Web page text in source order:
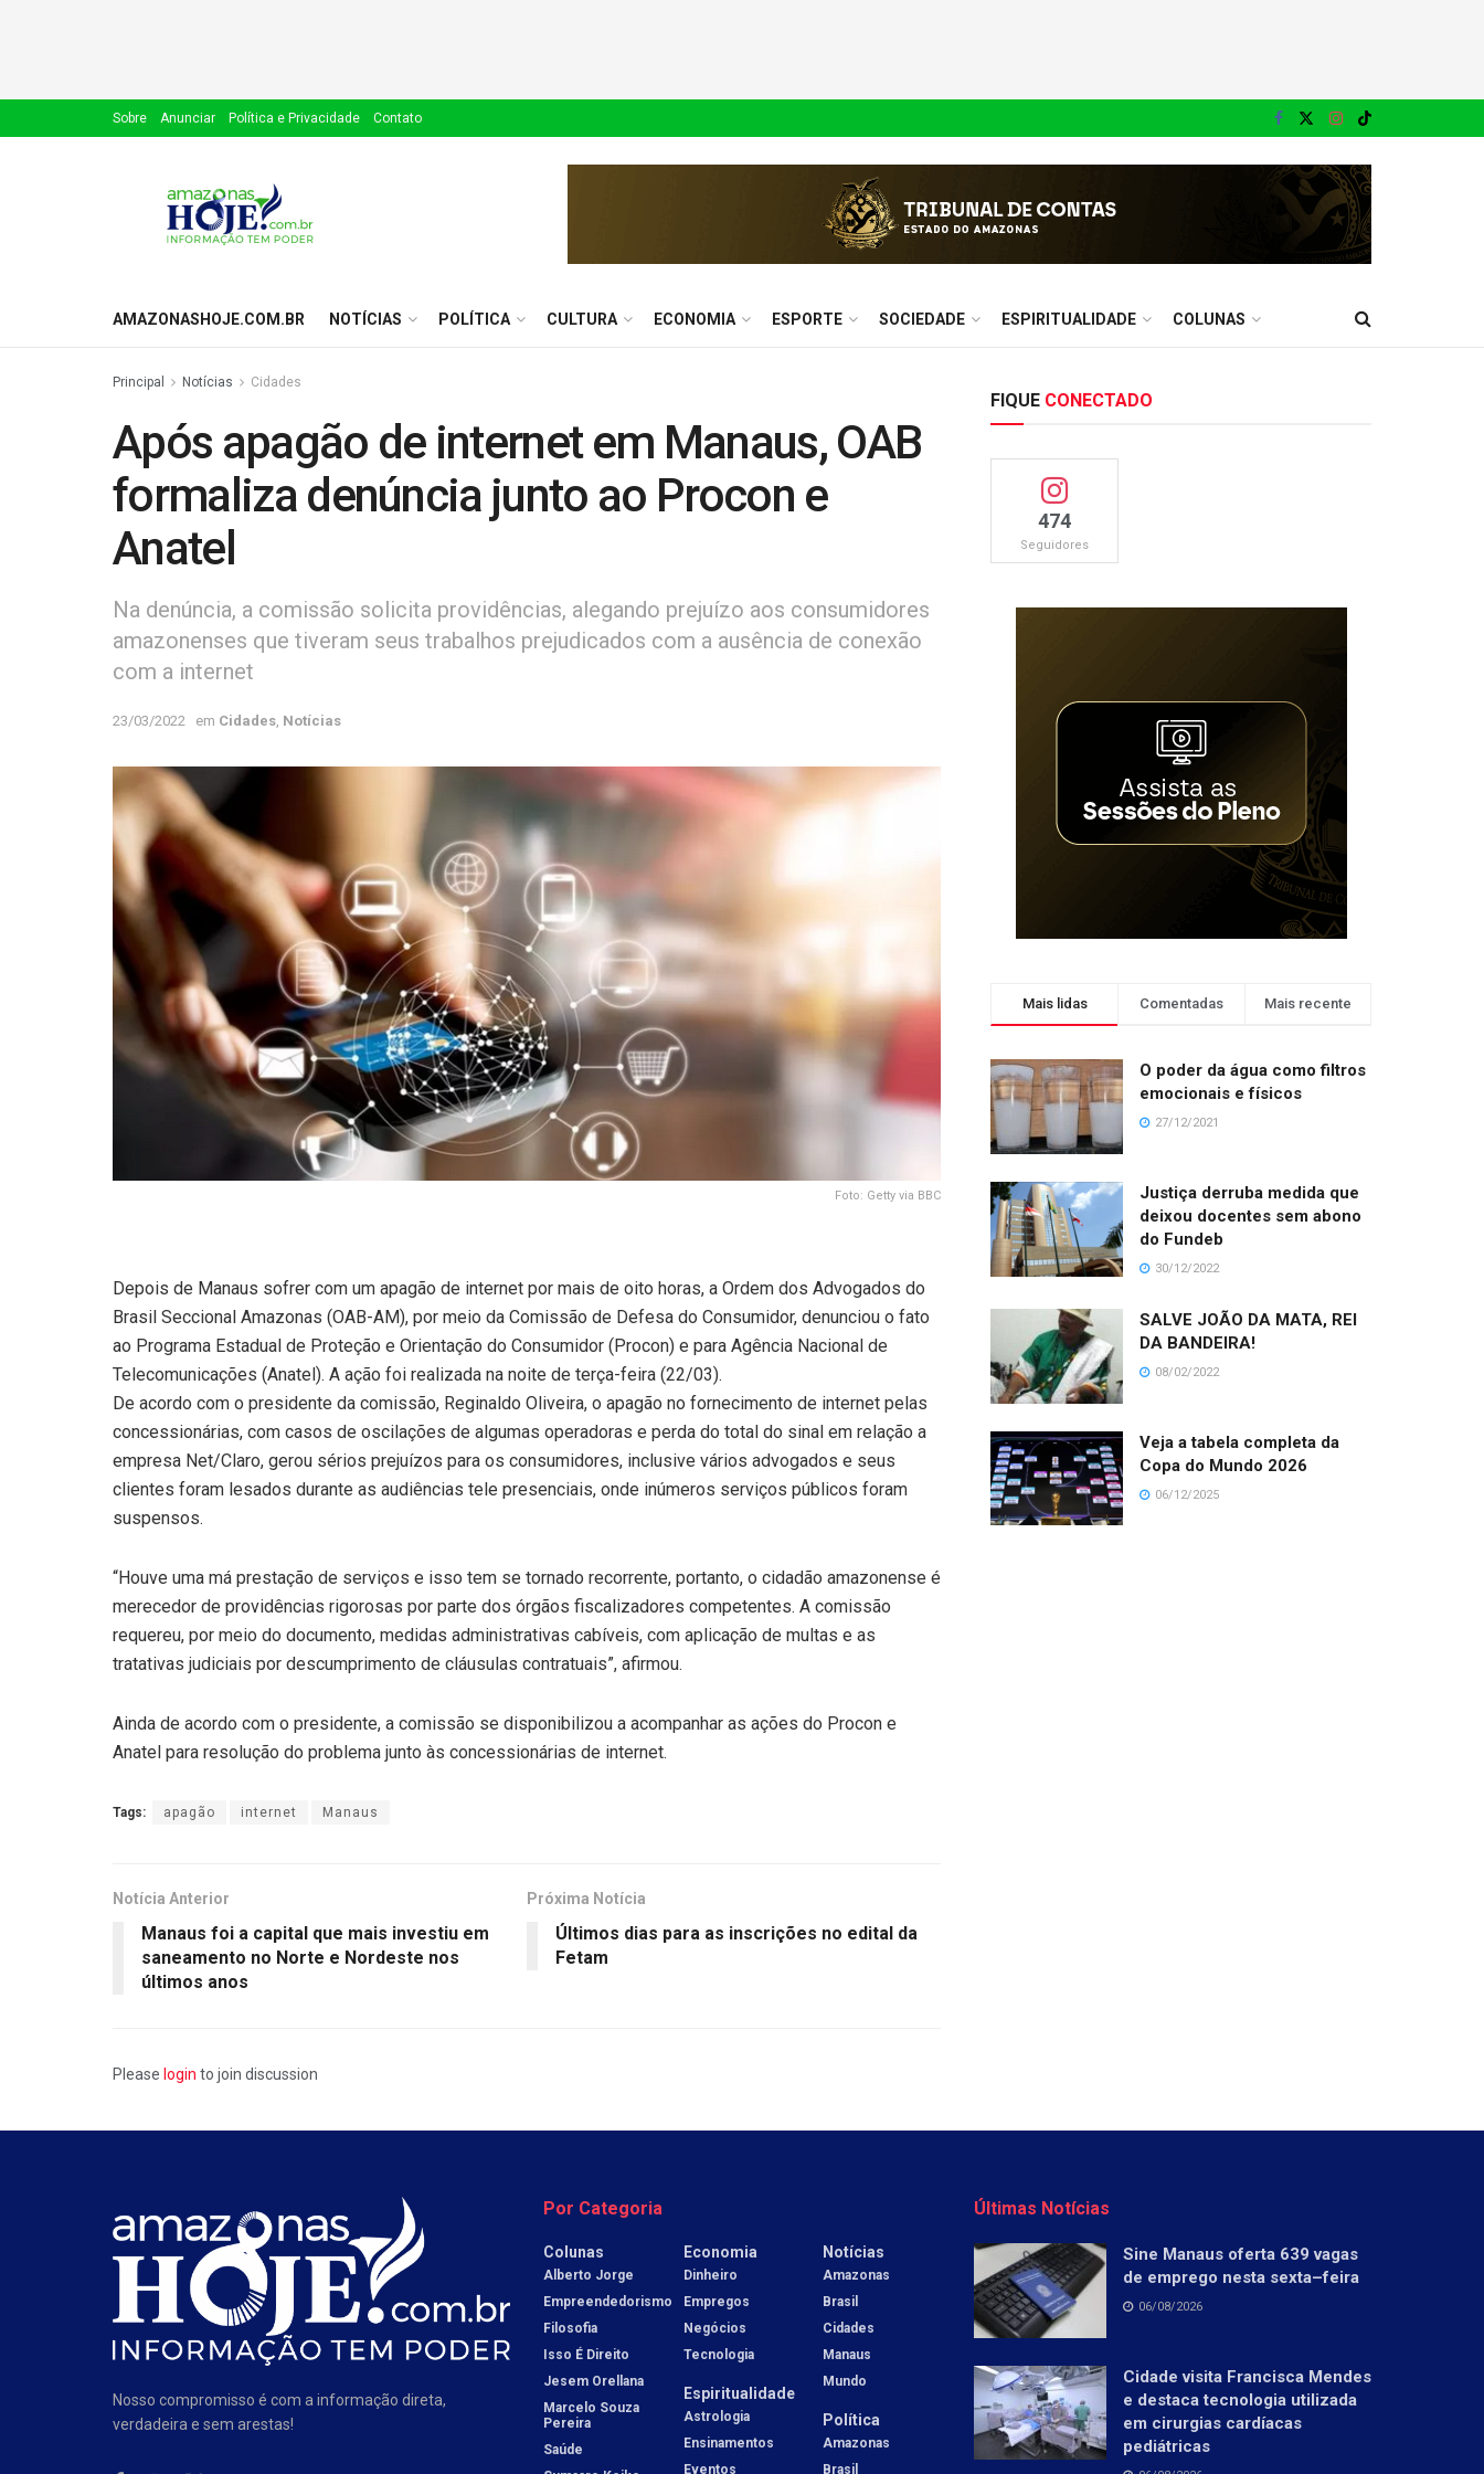
Sobre Anunciar Política e Privacidade Contato
AMAZONASHOJE.COM.BR NOTÍCIAS POLÍTICA CULTURA ECONOMIA ESPORTE SOCIEDADE ESPIRITUALIDADE COLUNAS
Principal Notícias Cidades
Após apagão de internet em Manaus, OAB
formaliza denúncia junto ao Procon e
Anatel
Na denúncia, a comissão solicita providências, alegando prejuízo aos consumidores
amazonenses que tiveram seus trabalhos prejudicados com a ausência de conexão
com a internet
23/03/2022 em Cidades Notícias
Foto: Getty via BBC
Depois de Manaus sofrer com um apagão de internet por mais de oito horas, a Ordem dos Advogados do
Brasil Seccional Amazonas (OAB-AM), por meio da Comissão de Defesa do Consumidor, denunciou o fato
ao Programa Estadual de Proteção e Orientação do Consumidor (Procon) e para Agência Nacional de
Telecomunicações (Anatel). A ação foi realizada na noite de terça-feira (22/03).
De acordo com o presidente da comissão, Reginaldo Oliveira, o apagão no fornecimento de internet pelas
concessionárias, com casos de oscilações de algumas operadoras e perda do total do sinal em relação a
empresa Net/Claro, gerou sérios prejuízos para os consumidores, inclusive vários advogados e seus
clientes foram lesados durante as audiências tele presenciais, onde inúmeros serviços públicos foram
suspensos.
“Houve uma má prestação de serviços e isso tem se tornado recorrente, portanto, o cidadão amazonense é
merecedor de providências rigorosas por parte dos órgãos fiscalizadores competentes. A comissão
requereu, por meio do documento, medidas administrativas cabíveis, com aplicação de multas e as
tratativas judiciais por descumprimento de cláusulas contratuais”, afirmou.
Ainda de acordo com o presidente, a comissão se disponibilizou a acompanhar as ações do Procon e
Anatel para resolução do problema junto às concessionárias de internet.
Tags: apagão internet Manaus
Notícia Anterior
Manaus foi a capital que mais investiu em
saneamento no Norte e Nordeste nos
últimos anos
Próxima Notícia
Últimos dias para as inscrições no edital da
Fetam
Please login to join discussion
FIQUE CONECTADO
474
Seguidores
Mais lidas Comentadas Mais recente
O poder da água como filtros
emocionais e físicos
27/12/2021
Justiça derruba medida que
deixou docentes sem abono
do Fundeb
30/12/2022
SALVE JOÃO DA MATA, REI
DA BANDEIRA!
08/02/2022
Veja a tabela completa da
Copa do Mundo 2026
06/12/2025
Nosso compromisso é com a informação direta,
verdadeira e sem arestas!
Por Categoria
Colunas
Alberto Jorge
Empreendedorismo
Filosofia
Isso É Direito
Jesem Orellana
Marcelo Souza
Pereira
Saúde
Economia
Dinheiro
Empregos
Negócios
Tecnologia
Espiritualidade
Astrologia
Ensinamentos
Eventos
Notícias
Amazonas
Brasil
Cidades
Manaus
Mundo
Política
Amazonas
Brasil
Últimas Notícias
Sine Manaus oferta 639 vagas
de emprego nesta sexta–feira
06/08/2026
Cidade visita Francisca Mendes
e destaca tecnologia utilizada
em cirurgias cardíacas
pediátricas